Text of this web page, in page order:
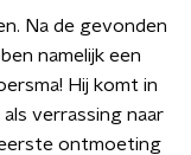
Na de gevonden
namelijk een
Hij komt in
verrassing naar
ontmoeting